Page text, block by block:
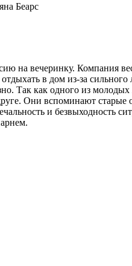
Беарс
на вечеринку. Компания
в дом из-за
Так как одного из
Они вспоминают
и безвыходность